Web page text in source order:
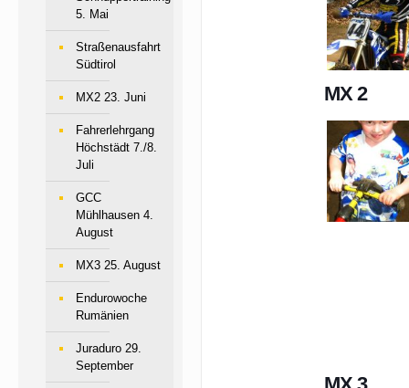
MX 2
5. Mai
Straßenausfahrt
Südtirol
MX2 23. Juni
Fahrerlehrgang
Höchstädt 7./8.
Juli
GCC
Mühlhausen 4.
August
MX3 25. August
Endurowoche
Rumänien
Juraduro 29.
September